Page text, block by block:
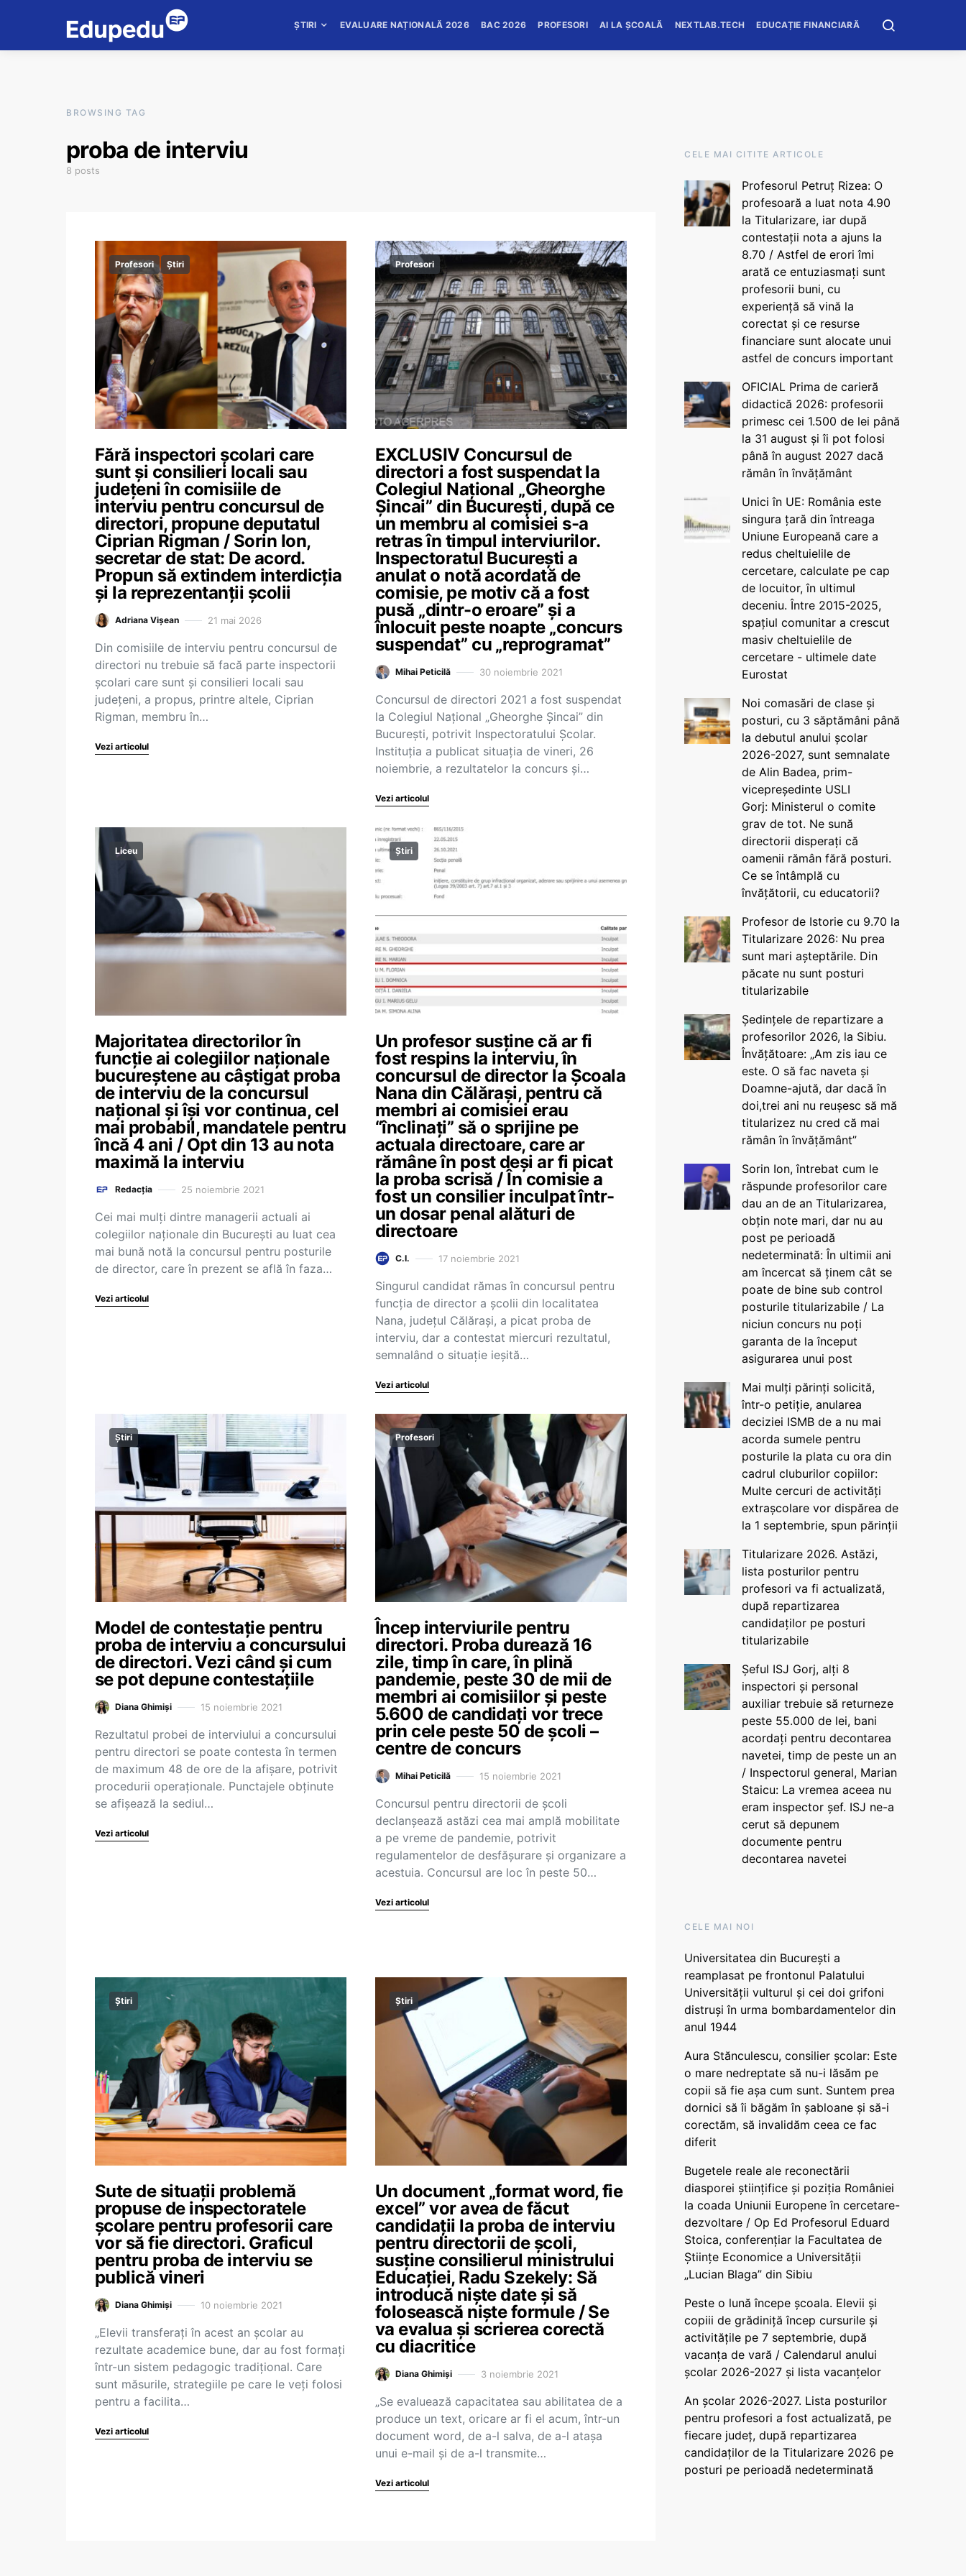
ȘTIRI EVALUARE NAȚIONALĂ 2026 BAC 2026 PROFESORI AI LA ȘCOALĂ NEXTLAB.TECH EDUCAȚIE FINANCIARĂ
BROWSING TAG
proba de interviu
8 posts
Profesori Știri
Fără inspectori școlari care
sunt și consilieri locali sau
județeni în comisiile de
interviu pentru concursul de
directori, propune deputatul
Ciprian Rigman / Sorin Ion,
secretar de stat: De acord.
Propun să extindem interdicția
și la reprezentanții școlii
Adriana Vișean 21 mai 2026
Din comisiile de interviu pentru concursul de
directori nu trebuie să facă parte inspectorii
școlari care sunt și consilieri locali sau
județeni, a propus, printre altele, Ciprian
Rigman, membru în…
Vezi articolul
Profesori
EXCLUSIV Concursul de
directori a fost suspendat la
Colegiul Național „Gheorghe
Șincai” din București, după ce
un membru al comisiei s-a
retras în timpul interviurilor.
Inspectoratul București a
anulat o notă acordată de
comisie, pe motiv că a fost
pusă „dintr-o eroare” și a
înlocuit peste noapte „concurs
suspendat” cu „reprogramat”
Mihai Peticilă 30 noiembrie 2021
Concursul de directori 2021 a fost suspendat
la Colegiul Național „Gheorghe Șincai” din
București, potrivit Inspectoratului Școlar.
Instituția a publicat situația de vineri, 26
noiembrie, a rezultatelor la concurs și…
Vezi articolul
Liceu
Majoritatea directorilor în
funcție ai colegiilor naționale
bucureștene au câștigat proba
de interviu de la concursul
național și își vor continua, cel
mai probabil, mandatele pentru
încă 4 ani / Opt din 13 au nota
maximă la interviu
Redacția 25 noiembrie 2021
Cei mai mulți dintre managerii actuali ai
colegiilor naționale din București au luat cea
mai bună notă la concursul pentru posturile
de director, care în prezent se află în faza…
Vezi articolul
Știri
Un profesor susține că ar fi
fost respins la interviu, în
concursul de director la Școala
Nana din Călărași, pentru că
membri ai comisiei erau
“înclinați” să o sprijine pe
actuala directoare, care ar
rămâne în post deși ar fi picat
la proba scrisă / În comisie a
fost un consilier inculpat într-
un dosar penal alături de
directoare
C.I. 17 noiembrie 2021
Singurul candidat rămas în concursul pentru
funcția de director a școlii din localitatea
Nana, județul Călărași, a picat proba de
interviu, dar a contestat miercuri rezultatul,
semnalând o situație ieșită…
Vezi articolul
Știri
Model de contestație pentru
proba de interviu a concursului
de directori. Vezi când și cum
se pot depune contestațiile
Diana Ghimiși 15 noiembrie 2021
Rezultatul probei de interviului a concursului
pentru directori se poate contesta în termen
de maximum 48 de ore de la afișare, potrivit
procedurii operaționale. Punctajele obținute
se afișează la sediul…
Vezi articolul
Profesori
Încep interviurile pentru
directori. Proba durează 16
zile, timp în care, în plină
pandemie, peste 30 de mii de
membri ai comisiilor și peste
5.600 de candidați vor trece
prin cele peste 50 de școli –
centre de concurs
Mihai Peticilă 15 noiembrie 2021
Concursul pentru directorii de școli
declanșează astăzi cea mai amplă mobilitate
a pe vreme de pandemie, potrivit
regulamentelor de desfășurare și organizare a
acestuia. Concursul are loc în peste 50…
Vezi articolul
Știri
Sute de situații problemă
propuse de inspectoratele
școlare pentru profesorii care
vor să fie directori. Graficul
pentru proba de interviu se
publică vineri
Diana Ghimiși 10 noiembrie 2021
„Elevii transferați în acest an școlar au
rezultate academice bune, dar au fost formați
într-un sistem pedagogic tradițional. Care
sunt măsurile, strategiile pe care le veți folosi
pentru a facilita…
Vezi articolul
Știri
Un document „format word, fie
excel” vor avea de făcut
candidații la proba de interviu
pentru directorii de școli,
susține consilierul ministrului
Educației, Radu Szekely: Să
introducă niște date și să
folosească niște formule / Se
va evalua și scrierea corectă
cu diacritice
Diana Ghimiși 3 noiembrie 2021
„Se evaluează capacitatea sau abilitatea de a
produce un text, oricare ar fi el acum, într-un
document word, de a-l salva, de a-l atașa
unui e-mail și de a-l transmite…
Vezi articolul
CELE MAI CITITE ARTICOLE
Profesorul Petruț Rizea: O
profesoară a luat nota 4.90
la Titularizare, iar după
contestații nota a ajuns la
8.70 / Astfel de erori îmi
arată ce entuziasmați sunt
profesorii buni, cu
experiență să vină la
corectat și ce resurse
financiare sunt alocate unui
astfel de concurs important
OFICIAL Prima de carieră
didactică 2026: profesorii
primesc cei 1.500 de lei până
la 31 august și îi pot folosi
până în august 2027 dacă
rămân în învățământ
Unici în UE: România este
singura țară din întreaga
Uniune Europeană care a
redus cheltuielile de
cercetare, calculate pe cap
de locuitor, în ultimul
deceniu. Între 2015-2025,
spațiul comunitar a crescut
masiv cheltuielile de
cercetare - ultimele date
Eurostat
Noi comasări de clase și
posturi, cu 3 săptămâni până
la debutul anului școlar
2026-2027, sunt semnalate
de Alin Badea, prim-
vicepreședinte USLI
Gorj: Ministerul o comite
grav de tot. Ne sună
directorii disperați că
oamenii rămân fără posturi.
Ce se întâmplă cu
învățătorii, cu educatorii?
Profesor de Istorie cu 9.70 la
Titularizare 2026: Nu prea
sunt mari așteptările. Din
păcate nu sunt posturi
titularizabile
Ședințele de repartizare a
profesorilor 2026, la Sibiu.
Învățătoare: „Am zis iau ce
este. O să fac naveta și
Doamne-ajută, dar dacă în
doi,trei ani nu reușesc să mă
titularizez nu cred că mai
rămân în învățământ”
Sorin Ion, întrebat cum le
răspunde profesorilor care
dau an de an Titularizarea,
obțin note mari, dar nu au
post pe perioadă
nedeterminată: În ultimii ani
am încercat să ținem cât se
poate de bine sub control
posturile titularizabile / La
niciun concurs nu poți
garanta de la început
asigurarea unui post
Mai mulți părinți solicită,
într-o petiție, anularea
deciziei ISMB de a nu mai
acorda sumele pentru
posturile la plata cu ora din
cadrul cluburilor copiilor:
Multe cercuri de activități
extrașcolare vor dispărea de
la 1 septembrie, spun părinții
Titularizare 2026. Astăzi,
lista posturilor pentru
profesori va fi actualizată,
după repartizarea
candidaților pe posturi
titularizabile
Șeful ISJ Gorj, alți 8
inspectori și personal
auxiliar trebuie să returneze
peste 55.000 de lei, bani
acordați pentru decontarea
navetei, timp de peste un an
/ Inspectorul general, Marian
Staicu: La vremea aceea nu
eram inspector șef. ISJ ne-a
cerut să depunem
documente pentru
decontarea navetei
CELE MAI NOI
Universitatea din București a
reamplasat pe frontonul Palatului
Universității vulturul și cei doi grifoni
distruși în urma bombardamentelor din
anul 1944
Aura Stănculescu, consilier școlar: Este
o mare nedreptate să nu-i lăsăm pe
copii să fie așa cum sunt. Suntem prea
dornici să îi băgăm în șabloane și să-i
corectăm, să invalidăm ceea ce fac
diferit
Bugetele reale ale reconectării
diasporei științifice și poziția României
la coada Uniunii Europene în cercetare-
dezvoltare / Op Ed Profesorul Eduard
Stoica, conferențiar la Facultatea de
Științe Economice a Universității
„Lucian Blaga” din Sibiu
Peste o lună începe școala. Elevii și
copiii de grădiniță încep cursurile și
activitățile pe 7 septembrie, după
vacanța de vară / Calendarul anului
școlar 2026-2027 și lista vacanțelor
An școlar 2026-2027. Lista posturilor
pentru profesori a fost actualizată, pe
fiecare județ, după repartizarea
candidaților de la Titularizare 2026 pe
posturi pe perioadă nedeterminată